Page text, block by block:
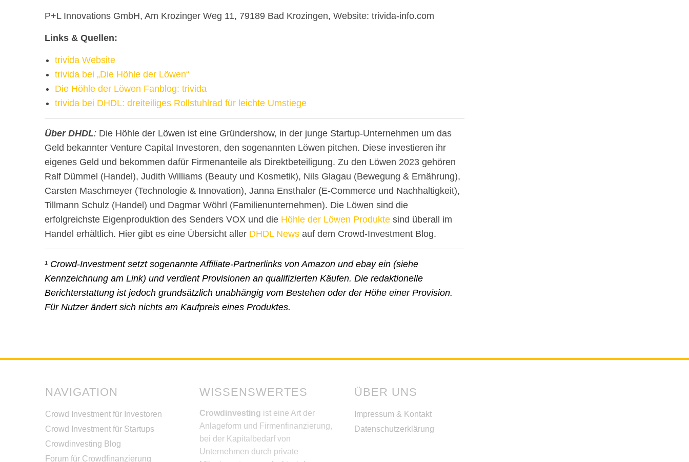
P+L Innovations GmbH, Am Krozinger Weg 11, 79189 Bad Krozingen, Website: trivida-info.com
Links & Quellen:
trivida Website
trivida bei „Die Höhle der Löwen“
Die Höhle der Löwen Fanblog: trivida
trivida bei DHDL: dreiteiliges Rollstuhlrad für leichte Umstiege
Über DHDL: Die Höhle der Löwen ist eine Gründershow, in der junge Startup-Unternehmen um das
Geld bekannter Venture Capital Investoren, den sogenannten Löwen pitchen. Diese investieren ihr
eigenes Geld und bekommen dafür Firmenanteile als Direktbeteiligung. Zu den Löwen 2023 gehören
Ralf Dümmel (Handel), Judith Williams (Beauty und Kosmetik), Nils Glagau (Bewegung & Ernährung),
Carsten Maschmeyer (Technologie & Innovation), Janna Ensthaler (E-Commerce und Nachhaltigkeit),
Tillmann Schulz (Handel) und Dagmar Wöhrl (Familienunternehmen). Die Löwen sind die
erfolgreichste Eigenproduktion des Senders VOX und die Höhle der Löwen Produkte sind überall im
Handel erhältlich. Hier gibt es eine Übersicht aller DHDL News auf dem Crowd-Investment Blog.
¹ Crowd-Investment setzt sogenannte Affiliate-Partnerlinks von Amazon und ebay ein (siehe
Kennzeichnung am Link) und verdient Provisionen an qualifizierten Käufen. Die redaktionelle
Berichterstattung ist jedoch grundsätzlich unabhängig vom Bestehen oder der Höhe einer Provision.
Für Nutzer ändert sich nichts am Kaufpreis eines Produktes.
NAVIGATION
Crowd Investment für Investoren
Crowd Investment für Startups
Crowdinvesting Blog
Forum für Crowdfinanzierung
WISSENSWERTES
Crowdinvesting ist eine Art der
Anlageform und Firmenfinanzierung,
bei der Kapitalbedarf von
Unternehmen durch private
ÜBER UNS
Impressum & Kontakt
Datenschutzerklärung